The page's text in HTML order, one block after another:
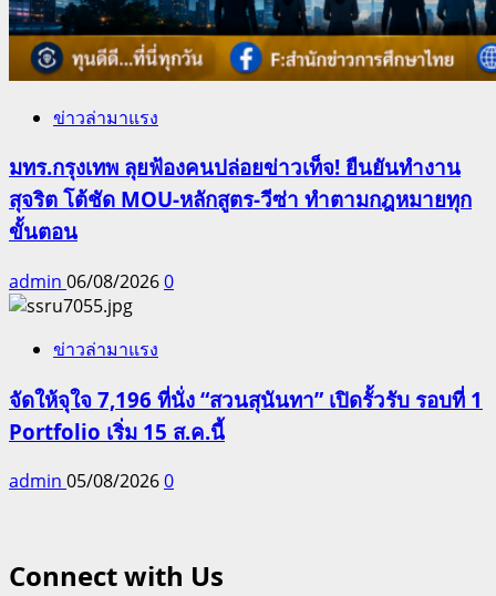
ข่าวล่ามาแรง
มทร.กรุงเทพ ลุยฟ้องคนปล่อยข่าวเท็จ! ยืนยันทำงาน
สุจริต โต้ชัด MOU-หลักสูตร-วีซ่า ทำตามกฎหมายทุก
ขั้นตอน
admin 06/08/20260
ข่าวล่ามาแรง
จัดให้จุใจ 7,196 ที่นั่ง “สวนสุนันทา” เปิดรั้วรับ รอบที่ 1
Portfolio เริ่ม 15 ส.ค.นี้
admin 05/08/20260
Connect with Us